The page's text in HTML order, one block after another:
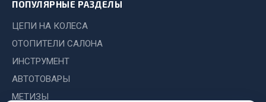
Система выпуска газа
Система охлаждения
ПОПУЛЯРНЫЕ РАЗДЕЛЫ
ЦЕПИ НА КОЛЕСА
ОТОПИТЕЛИ САЛОНА
ИНСТРУМЕНТ
АВТОТОВАРЫ
МЕТИЗЫ